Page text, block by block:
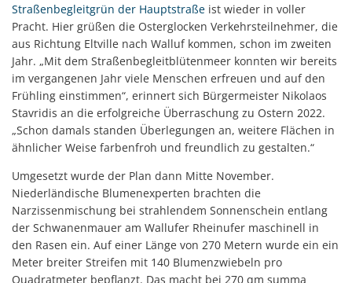
Straßenbegleitgrün der Hauptstraße ist wieder in voller
Pracht. Hier grüßen die Osterglocken Verkehrsteilnehmer, die
aus Richtung Eltville nach Walluf kommen, schon im zweiten
Jahr. „Mit dem Straßenbegleitblütenmeer konnten wir bereits
im vergangenen Jahr viele Menschen erfreuen und auf den
Frühling einstimmen“, erinnert sich Bürgermeister Nikolaos
Stavridis an die erfolgreiche Überraschung zu Ostern 2022.
„Schon damals standen Überlegungen an, weitere Flächen in
ähnlicher Weise farbenfroh und freundlich zu gestalten.“
Umgesetzt wurde der Plan dann Mitte November.
Niederländische Blumenexperten brachten die
Narzissenmischung bei strahlendem Sonnenschein entlang
der Schwanenmauer am Wallufer Rhein­ufer maschinell in
den Rasen ein. Auf einer Länge von 270 Metern wurde ein ein
Meter breiter Streifen mit 140 Blumenzwiebeln pro
Quadratmeter bepflanzt. Das macht bei 270 qm summa